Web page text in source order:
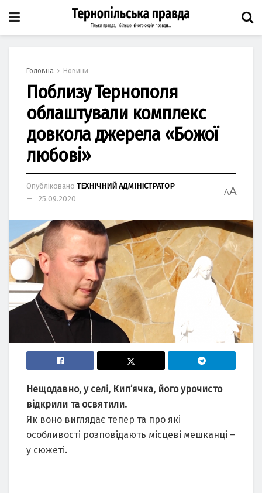
Головна Новини
Поблизу Тернополя
облаштували комплекс
довкола джерела «Божої
любові»
Опубліковано ТЕХНІЧНИЙ АДМІНІСТРАТОР
25.09.2020
AA
Нещодавно, у селі, Кип’ячка, його урочисто
відкрили та освятили.
Як воно виглядає тепер та про які
особливості розповідають місцеві мешканці –
у сюжеті.